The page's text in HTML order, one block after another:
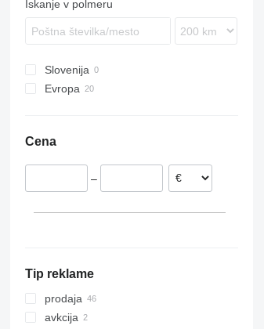
SKO
SPR
Iskanje v polmeru
Slovenija
Evropa
Španija
Italija
Cena
–
Tip reklame
prodaja
avkcija